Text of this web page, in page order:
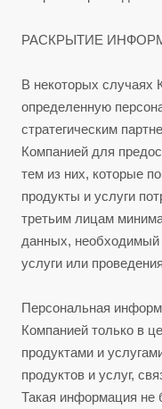
РАСКРЫТИЕ
В некоторых случаях
определенную
стратегическим
Компанией для
тем из них, которые
продукты и услуги
третьим лицам
данных, необходимый
услуги или
Персональная
Компанией только в
продуктами и
продуктов и услуг,
Такая информация не